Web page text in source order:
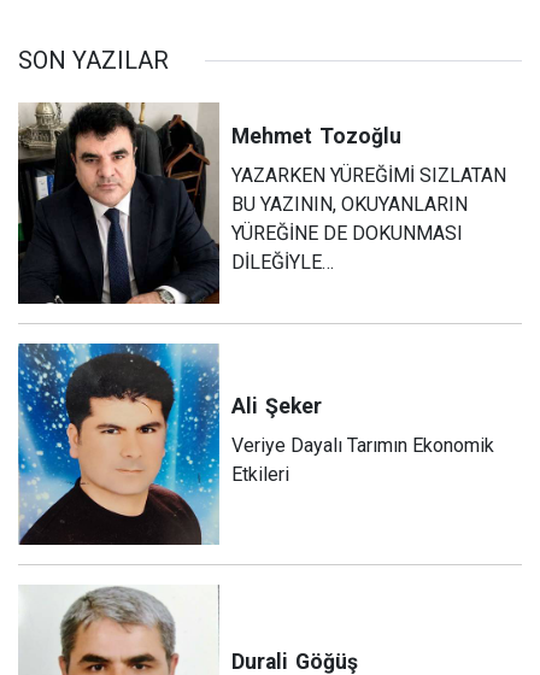
SON YAZILAR
Mehmet Tozoğlu
YAZARKEN YÜREĞİMİ SIZLATAN
BU YAZININ, OKUYANLARIN
YÜREĞİNE DE DOKUNMASI
DİLEĞİYLE…
Ali Şeker
Veriye Dayalı Tarımın Ekonomik
Etkileri
Durali Göğüş